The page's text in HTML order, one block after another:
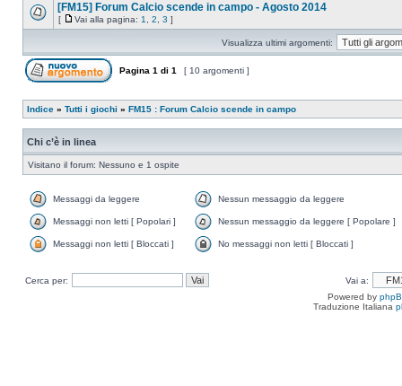
[FM15] Forum Calcio scende in campo - Agosto 2014
[ Vai alla pagina: 1 2 3 ]
Visualizza ultimi argomenti:
Pagina 1 di 1 [ 10 argomenti ]
Indice » Tutti i giochi » FM15 : Forum Calcio scende in campo
Chi c’è in linea
Visitano il forum: Nessuno e 1 ospite
Messaggi da leggere Nessun messaggio da leggere
Messaggi non letti [ Popolari ] Nessun messaggio da leggere [ Popolare ]
Messaggi non letti [ Bloccati ] No messaggi non letti [ Bloccati ]
Cerca per:
Vai a:
Powered by
Traduzione Italiana